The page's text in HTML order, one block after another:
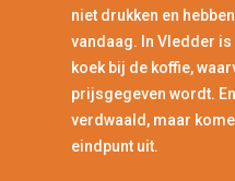
niet drukken en
vandaag. In Vledder
koek bij de koffie,
prijsgegeven wordt.
verdwaald, maar
eindpunt uit.